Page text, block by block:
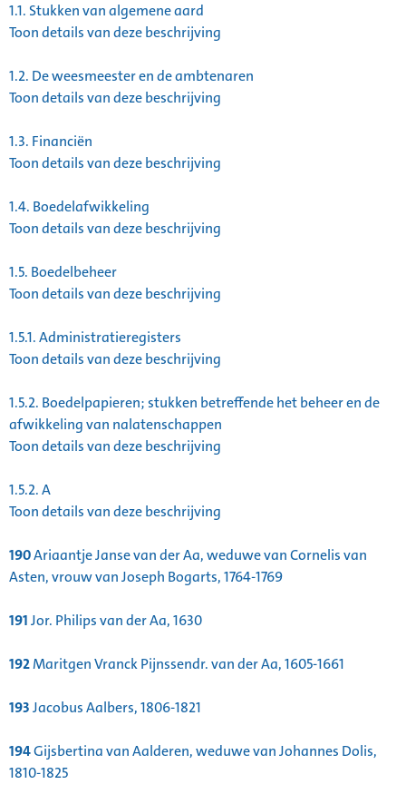
1.1. Stukken van algemene aard
Toon details van deze beschrijving
1.2. De weesmeester en de ambtenaren
Toon details van deze beschrijving
1.3. Financiën
Toon details van deze beschrijving
1.4. Boedelafwikkeling
Toon details van deze beschrijving
1.5. Boedelbeheer
Toon details van deze beschrijving
1.5.1.Administratieregisters
Toon details van deze beschrijving
1.5.2. Boedelpapieren; stukken betreffende het beheer en de
afwikkeling van nalatenschappen
Toon details van deze beschrijving
1.5.2.A
Toon details van deze beschrijving
190Ariaantje Janse van der Aa, weduwe van Cornelis van
Asten, vrouw van Joseph Bogarts, 1764-1769
191Jor. Philips van der Aa, 1630
192Maritgen Vranck Pijnssendr. van der Aa, 1605-1661
193Jacobus Aalbers, 1806-1821
194Gijsbertina van Aalderen, weduwe van Johannes Dolis,
1810-1825